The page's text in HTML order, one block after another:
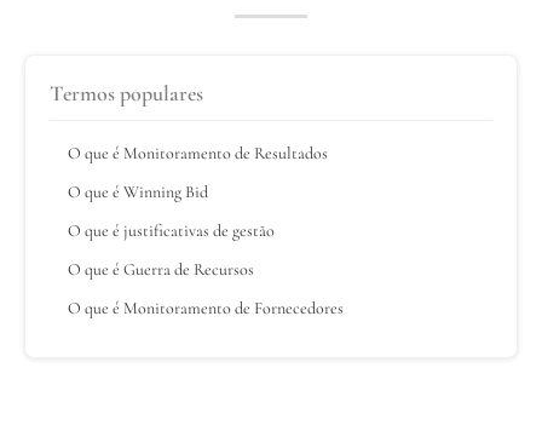
Termos populares
O que é Monitoramento de Resultados
O que é Winning Bid
O que é justificativas de gestão
O que é Guerra de Recursos
O que é Monitoramento de Fornecedores